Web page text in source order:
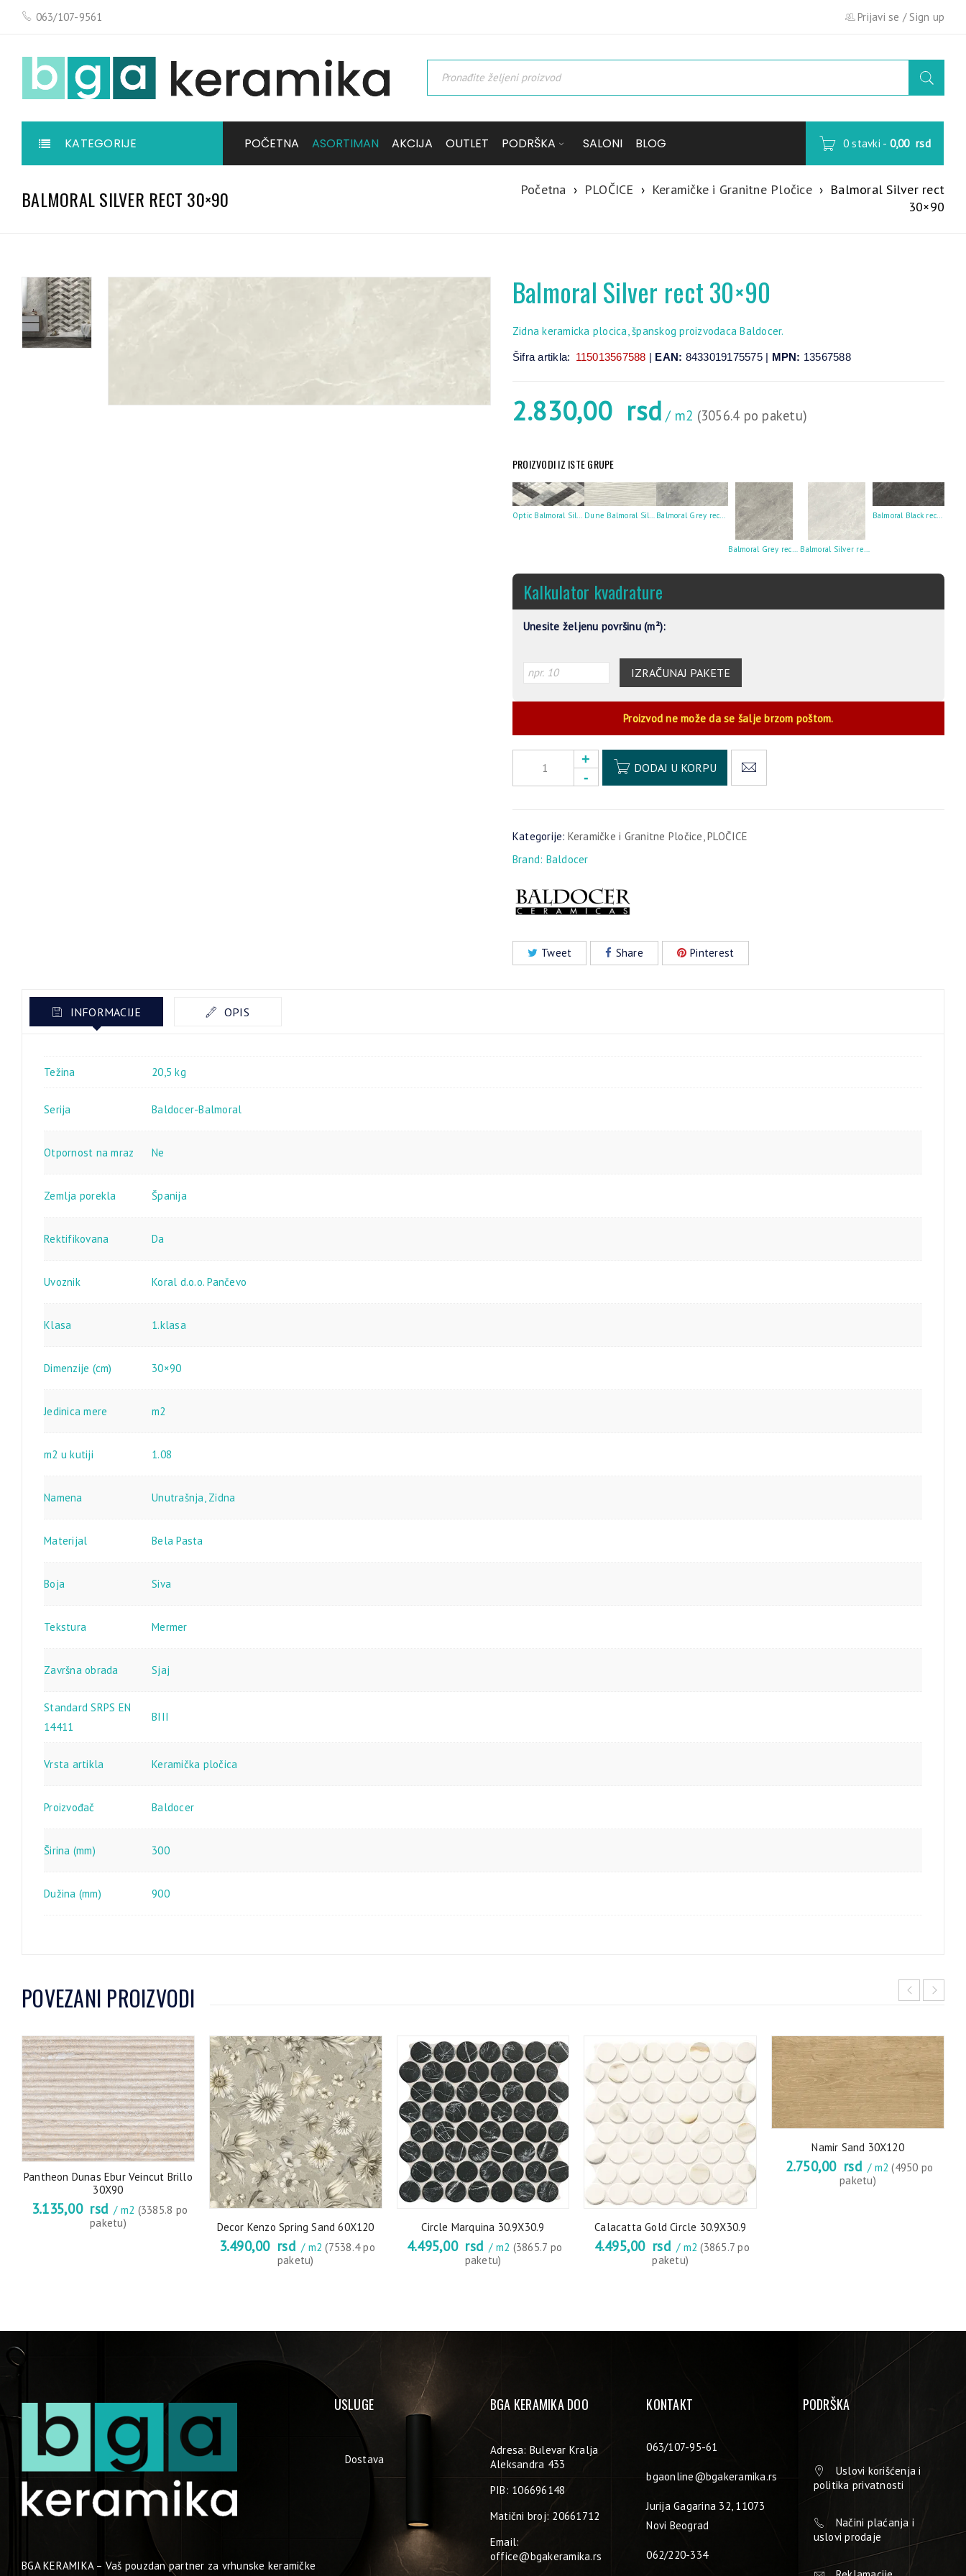
063/107-9561 Prijavi se /Sign up
KATEGORIJE POČETNA ASORTIMAN AKCIJA OUTLET PODRŠKA SALONI BLOG 0 stavki - 0,00 rsd
BALMORAL SILVER RECT 30×90 Početna › PLOČICE › Keramičke i Granitne Pločice › Balmoral Silver rect
30×90
Balmoral Silver rect 30×90
Zidna keramicka plocica, španskog proizvodaca Baldocer.
Šifra artikla: 115013567588 | EAN: 8433019175575 | MPN: 13567588
2.830,00 rsd / m2 (3056.4 po paketu)
PROIZVODI IZ ISTE GRUPE
Optic Balmoral Silver rect 30×90 Dune Balmoral Silver rect 30×90 Balmoral Grey rect 30×90
Balmoral Grey rect 60×60 Balmoral Silver rect 60×60
Balmoral Black rect 30×90
Kalkulator kvadrature
Unesite željenu površinu (m²):
IZRAČUNAJ PAKETE
Proizvod ne može da se šalje brzom poštom.
DODAJ U KORPU
Kategorije: Keramičke i Granitne Pločice,PLOČICE
Brand: Baldocer
Tweet Share Pinterest
INFORMACIJE OPIS
Težina 20,5 kg
Serija Baldocer-Balmoral
Otpornost na mraz Ne
Zemlja porekla Španija
Rektifikovana Da
Uvoznik Koral d.o.o. Pančevo
Klasa 1.klasa
Dimenzije (cm) 30×90
Jedinica mere m2
m2 u kutiji 1.08
Namena Unutrašnja, Zidna
Materijal Bela Pasta
Boja Siva
Tekstura Mermer
Završna obrada Sjaj
Standard SRPS EN
14411
BIII
Vrsta artikla Keramička pločica
Proizvođač Baldocer
Širina (mm) 300
Dužina (mm) 900
POVEZANI PROIZVODI
Pantheon Dunas Ebur Veincut Brillo
30X90
3.135,00 rsd / m2 (3385.8 po
paketu)
Decor Kenzo Spring Sand 60X120
3.490,00 rsd / m2(7538.4 po
paketu)
Circle Marquina 30.9X30.9
4.495,00 rsd / m2 (3865.7 po
paketu)
Calacatta Gold Circle 30.9X30.9
4.495,00 rsd / m2(3865.7 po
paketu)
Namir Sand 30X120
2.750,00 rsd / m2(4950 po
paketu)
BGA KERAMIKA – Vaš pouzdan partner za vrhunske keramičke
USLUGE
Dostava
BGA KERAMIKA DOO
Adresa: Bulevar Kralja
Aleksandra 433
PIB: 106696148
Matični broj: 20661712
Email:
office@bgakeramika.rs
KONTAKT
063/107-95-61
bgaonline@bgakeramika.rs
Jurija Gagarina 32, 11073
Novi Beograd
062/220-334
PODRŠKA
Uslovi korišćenja i
politika privatnosti
Načini plaćanja i
uslovi prodaje